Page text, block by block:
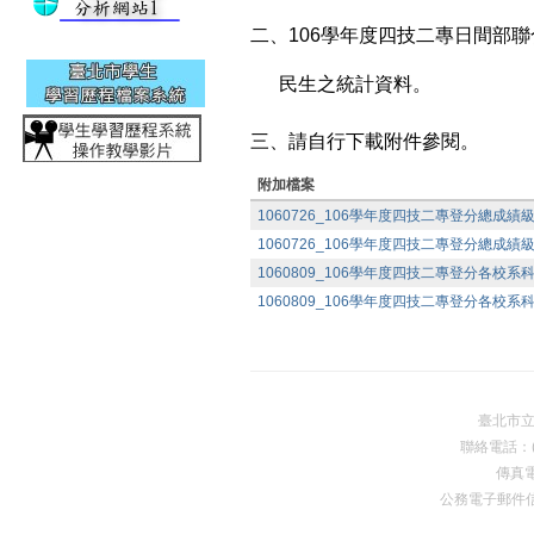
二、106學年度四技二專日間部
民生之統計資料。
三、請自行下載附件參閱。
附加檔案
1060726_106學年度四技二專登分總成績
1060726_106學年度四技二專登分總成績
1060809_106學年度四技二專登分各校系
1060809_106學年度四技二專登分各校系
臺北市
聯絡電話
傳真
公務電子郵件